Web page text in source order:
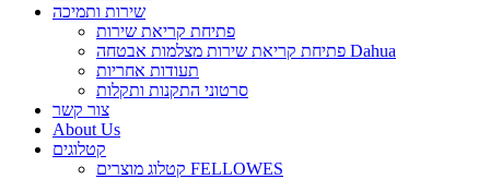
שירות ותמיכה
פתיחת קריאת שירות
פתיחת קריאת שירות מצלמות אבטחה Dahua
תעודות אחריות
סרטוני התקנות ותקלות
צור קשר
About Us
קטלוגים
קטלוג מוצרים FELLOWES